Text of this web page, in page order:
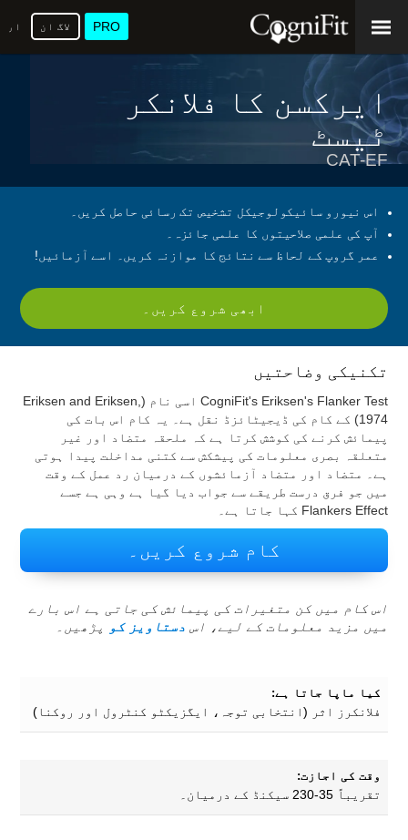
PRO لاگ ان
ایرکسن کا فلانکر
ٹیسٹ
CAT-EF
اس نیورو سائیکولوجیکل تشخیص تک رسائی حاصل کریں۔
آپ کی علمی صلاحیتوں کا علمی جائزہ۔
عمر گروپ کے لحاظ سے نتائج کا موازنہ کریں۔ اسے آزمائیں!
ابھی شروع کریں۔
تکنیکی وضاحتیں
CogniFit's Eriksen's Flanker Test اسی نام (Eriksen and Eriksen,
1974) کے کام کی ڈیجیٹائزڈ نقل ہے۔ یہ کام اس بات کی
پیمائش کرنے کی کوشش کرتا ہے کہ ملحقہ متضاد اور غیر
متعلقہ بصری معلومات کی پیشکش سے کتنی مداخلت پیدا ہوتی
ہے۔ متضاد اور متضاد آزمائشوں کے درمیان رد عمل کے وقت
میں جو فرق درست طریقے سے جواب دیا گیا ہے وہی ہے جسے
Flankers Effect کہا جاتا ہے۔
کام شروع کریں۔
اس کام میں کن متغیرات کی پیمائش کی جاتی ہے اس بارے
میں مزید معلومات کے لیے، اس دستاویز کو پڑھیں۔
کیا ماپا جاتا ہے:
فلانکرز اثر (انتخابی توجہ، ایگزیکٹو کنٹرول اور روکنا)
وقت کی اجازت:
تقریباً 35-230 سیکنڈ کے درمیان۔